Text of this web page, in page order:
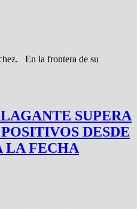
En la frontera de su
SUPERA
DESDE
LA FECHA